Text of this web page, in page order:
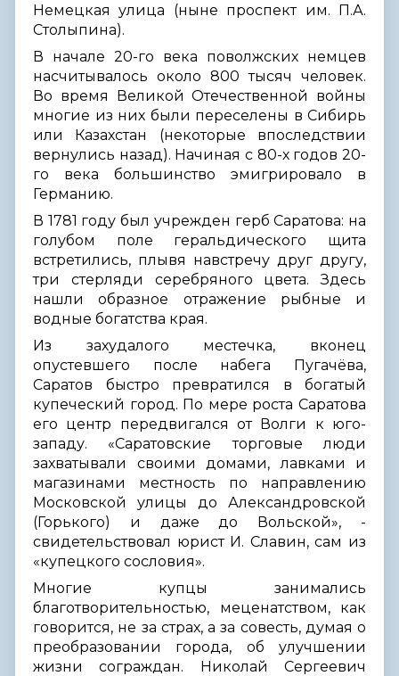
Немецкая улица (ныне проспект им. П.А.
Столыпина).
В начале 20-го века поволжских немцев
насчитывалось около 800 тысяч человек.
Во время Великой Отечественной войны
многие из них были переселены в Сибирь
или Казахстан (некоторые впоследствии
вернулись назад). Начиная с 80-х годов 20-
го века большинство эмигрировало в
Германию.
В 1781 году был учрежден герб Саратова: на
голубом поле геральдического щита
встретились, плывя навстречу друг другу,
три стерляди серебряного цвета. Здесь
нашли образное отражение рыбные и
водные богатства края.
Из захудалого местечка, вконец
опустевшего после набега Пугачёва,
Саратов быстро превратился в богатый
купеческий город. По мере роста Саратова
его центр передвигался от Волги к юго-
западу. «Саратовские торговые люди
захватывали своими домами, лавками и
магазинами местность по направлению
Московской улицы до Александровской
(Горького) и даже до Вольской», -
свидетельствовал юрист И. Славин, сам из
«купецкого сословия».
Многие купцы занимались
благотворительностью, меценатством, как
говорится, не за страх, а за совесть, думая о
преобразовании города, об улучшении
жизни сограждан. Николай Сергеевич